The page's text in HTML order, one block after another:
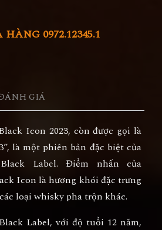
0972.12345.1
GIÁ
Icon 2023, còn được gọi là
là một phiên bản đặc biệt của
Label. Điểm nhấn của
Icon là hương khói đặc trưng
loại whisky pha trộn khác.
Label, với độ tuổi 12 năm,